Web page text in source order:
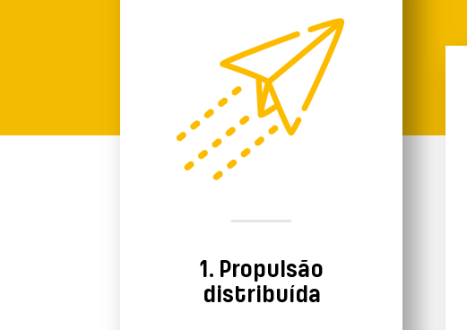
1. Propulsão
distribuída